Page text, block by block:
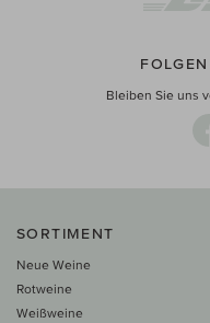
Bleiben Sie uns
SORTIMENT
Neue Weine
Rotweine
Weißweine